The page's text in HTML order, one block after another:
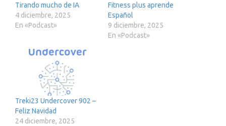
Tirando mucho de IA
4 diciembre, 2025
En «Podcast»
Fitness plus aprende
Español
9 diciembre, 2025
En «Podcast»
Treki23 Undercover 902 –
Feliz Navidad
24 diciembre, 2025